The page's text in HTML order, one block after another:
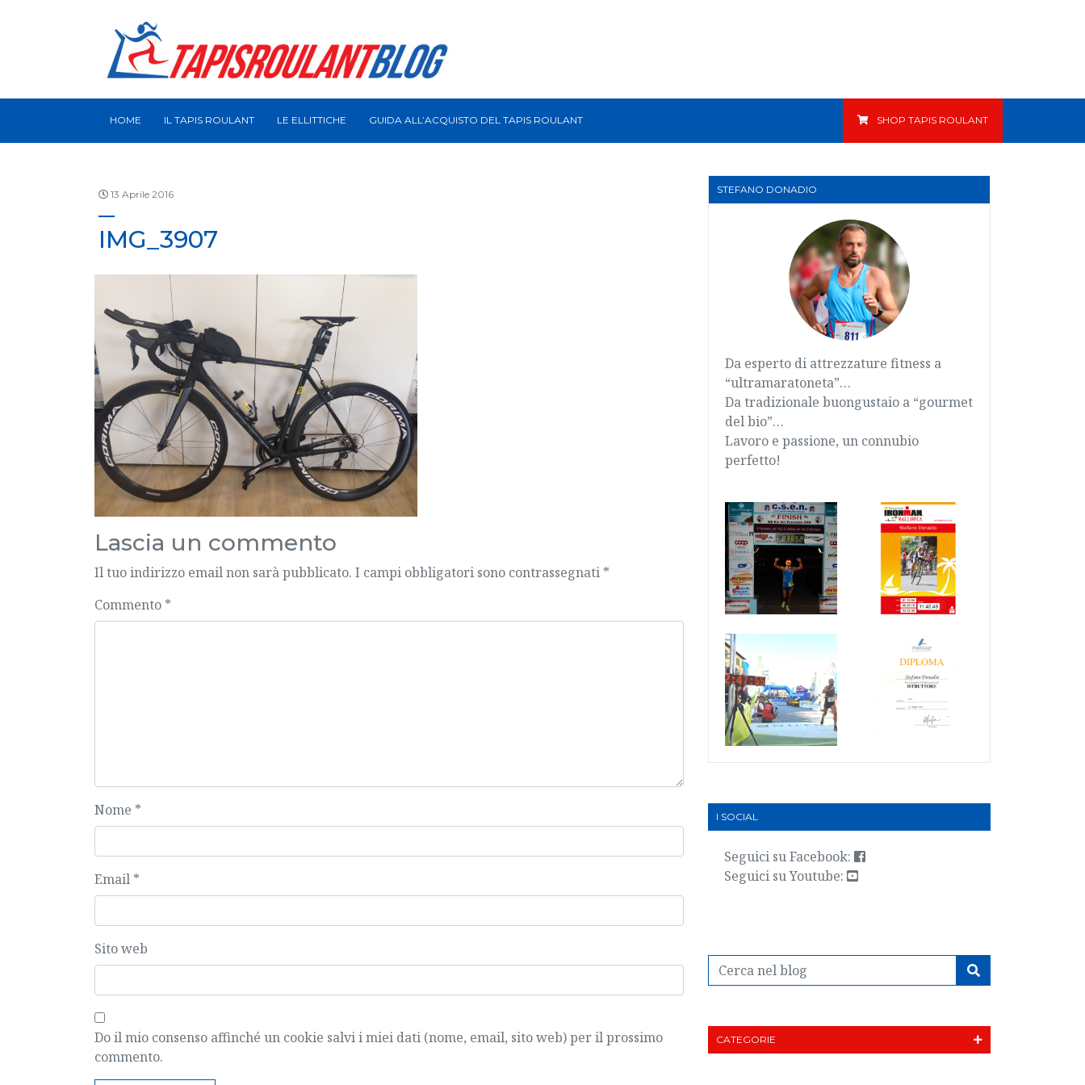
HOME IL TAPIS ROULANT LE ELLITTICHE GUIDA ALL’ACQUISTO DEL TAPIS ROULANT SHOP TAPIS ROULANT
13 Aprile 2016
IMG_3907
Lascia un commento
Il tuo indirizzo email non sarà pubblicato. I campi obbligatori sono contrassegnati *
Commento *
Nome *
Email *
Sito web
Do il mio consenso affinché un cookie salvi i miei dati (nome, email, sito web) per il prossimo
commento.
STEFANO DONADIO
Da esperto di attrezzature fitness a
“ultramaratoneta”…
Da tradizionale buongustaio a “gourmet
del bio”…
Lavoro e passione, un connubio
perfetto!
I SOCIAL
Seguici su Facebook:
Seguici su Youtube:
CATEGORIE